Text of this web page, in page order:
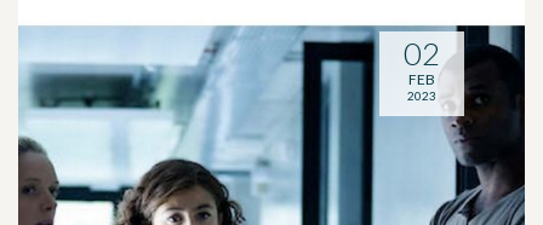
02
FEB
2023